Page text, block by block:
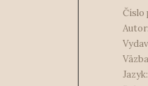
Číslo
Autor:
Jazyk: